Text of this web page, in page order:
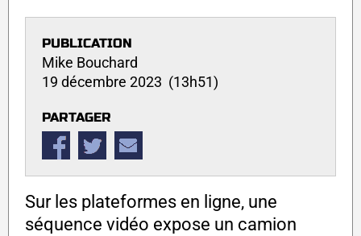
PUBLICATION
Mike Bouchard
19 décembre 2023 (13h51)
PARTAGER
Sur les plateformes en ligne, une
séquence vidéo expose un camion